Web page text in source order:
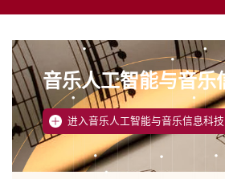
音乐人工智能与音乐
进入音乐人工智能与音乐信息科技